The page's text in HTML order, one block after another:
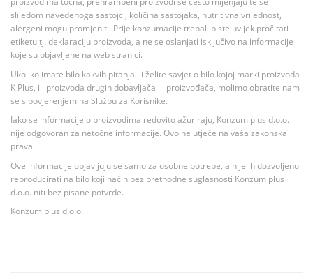
slijedom navedenoga sastojci, količina sastojaka, nutritivna vrijednost,
alergeni mogu promjeniti. Prije konzumacije trebali biste uvijek pročitati
etiketu tj. deklaraciju proizvoda, a ne se oslanjati isključivo na informacije
koje su objavljene na web stranici.
Ukoliko imate bilo kakvih pitanja ili želite savjet o bilo kojoj marki proizvoda
K Plus, ili proizvoda drugih dobavljača ili proizvođača, molimo obratite nam
se s povjerenjem na Službu za Korisnike.
Iako se informacije o proizvodima redovito ažuriraju, Konzum plus d.o.o.
nije odgovoran za netočne informacije. Ovo ne utječe na vaša zakonska
prava.
Ove informacije objavljuju se samo za osobne potrebe, a nije ih dozvoljeno
reproducirati na bilo koji način bez prethodne suglasnosti Konzum plus
d.o.o. niti bez pisane potvrde.
Konzum plus d.o.o.